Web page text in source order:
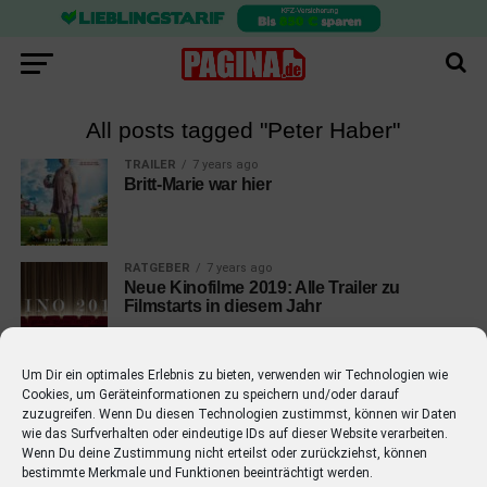
Um Dir ein optimales Erlebnis zu bieten, verwenden wir Technologien wie
Cookies, um Geräteinformationen zu speichern und/oder darauf
zuzugreifen. Wenn Du diesen Technologien zustimmst, können wir Daten
wie das Surfverhalten oder eindeutige IDs auf dieser Website verarbeiten.
Wenn Du deine Zustimmung nicht erteilst oder zurückziehst, können
bestimmte Merkmale und Funktionen beeinträchtigt werden.
All posts tagged "Peter Haber"
TRAILER 7 years ago
Britt-Marie war hier
RATGEBER 7 years ago
Neue Kinofilme 2019: Alle Trailer zu
Filmstarts in diesem Jahr
EMPFOHLEN